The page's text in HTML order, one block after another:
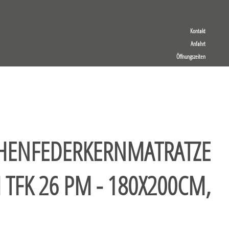
Kontakt
Anfahrt
Öffnungszeiten
TFK 26 PM - 180X200CM,